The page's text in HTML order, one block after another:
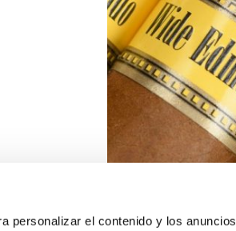
personalizar el contenido y los